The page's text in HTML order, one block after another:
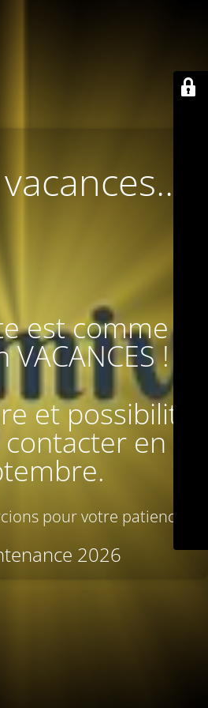
est comme
!
et possibilité
en
pour votre patience
2026